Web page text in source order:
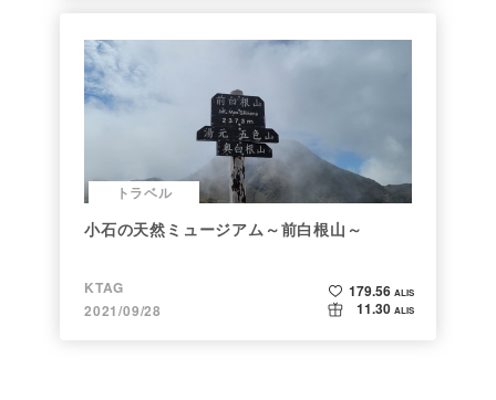
トラベル
小石の天然ミュージアム～前白根山～
KTAG
2021/09/28
179.56 ALIS
11.30 ALIS